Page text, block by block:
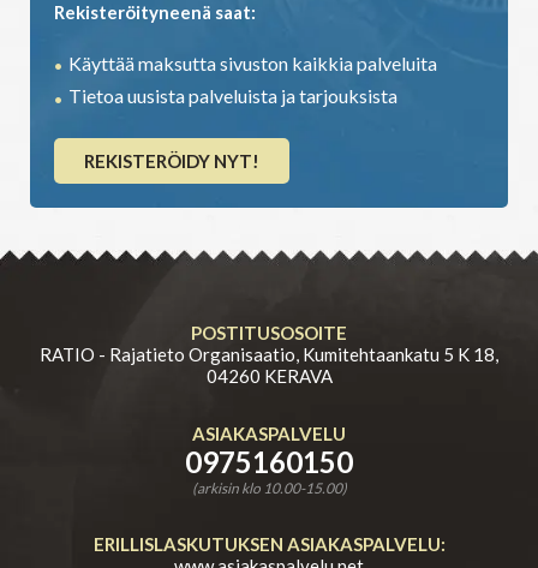
Rekisteröityneenä saat:
Käyttää maksutta sivuston kaikkia palveluita
Tietoa uusista palveluista ja tarjouksista
REKISTERÖIDY NYT!
POSTITUSOSOITE
RATIO - Rajatieto Organisaatio, Kumitehtaankatu 5 K 18,
04260 KERAVA
ASIAKASPALVELU
0975160150
(arkisin klo 10.00-15.00)
ERILLISLASKUTUKSEN ASIAKASPALVELU: